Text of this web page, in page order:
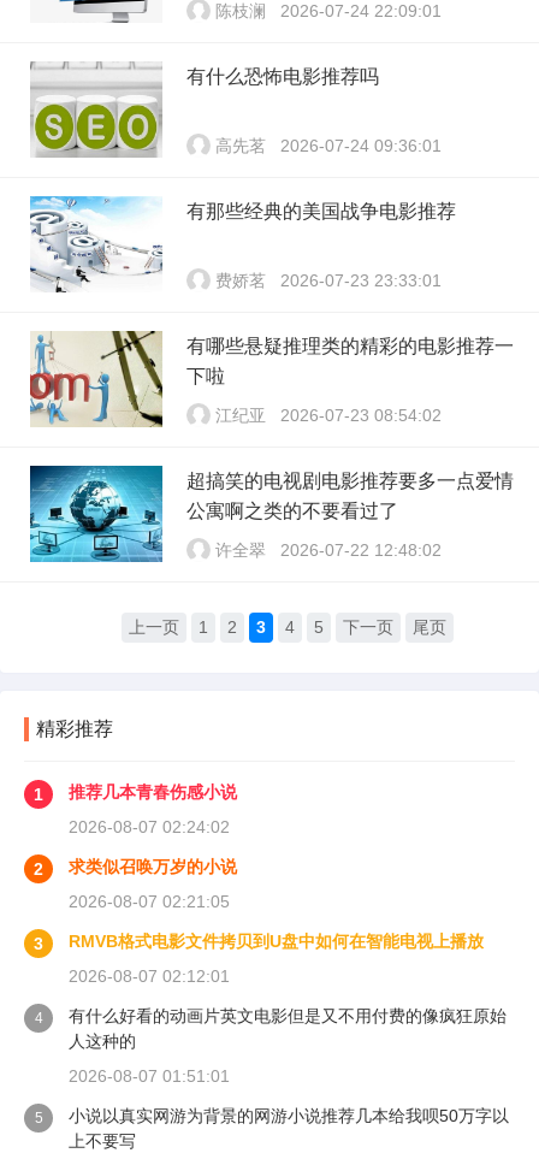
陈枝澜 2026-07-24 22:09:01
有什么恐怖电影推荐吗
高先茗 2026-07-24 09:36:01
有那些经典的美国战争电影推荐
费娇茗 2026-07-23 23:33:01
有哪些悬疑推理类的精彩的电影推荐一
下啦
江纪亚 2026-07-23 08:54:02
超搞笑的电视剧电影推荐要多一点爱情
公寓啊之类的不要看过了
许全翠 2026-07-22 12:48:02
上一页 1 2 3 4 5 下一页 尾页
精彩推荐
1
推荐几本青春伤感小说
2026-08-07 02:24:02
2
求类似召唤万岁的小说
2026-08-07 02:21:05
3
RMVB格式电影文件拷贝到U盘中如何在智能电视上播放
2026-08-07 02:12:01
4
有什么好看的动画片英文电影但是又不用付费的像疯狂原始
人这种的
2026-08-07 01:51:01
5
小说以真实网游为背景的网游小说推荐几本给我呗50万字以
上不要写